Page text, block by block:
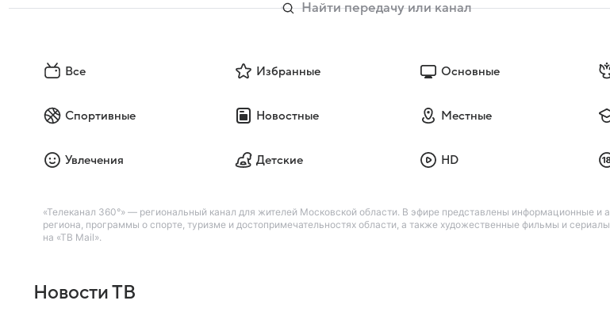
Все Избранные Основные
Спортивные Новостные Местные
Увлечения Детские HD
«Телеканал 360°» — региональный канал для жителей Московской области. В эфире представлены информационные
региона, программы о спорте, туризме и достопримечательностях области, а также художественные фильмы и
на «ТВ Mail».
Новости ТВ